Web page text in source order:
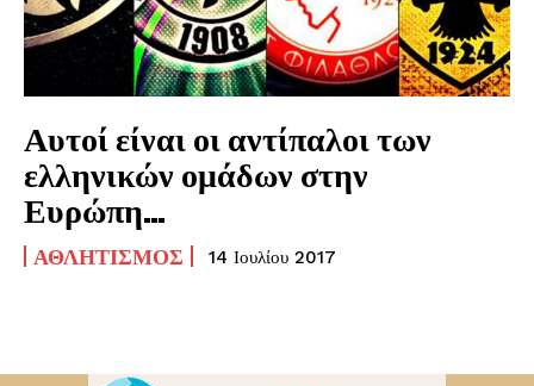
Αυτοί είναι οι αντίπαλοι των
ελληνικών ομάδων στην
Ευρώπη…
ΑΘΛΗΤΙΣΜΌΣ 14 Ιουλίου 2017